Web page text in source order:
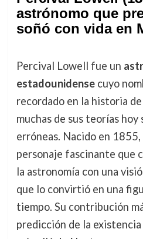
astrónomo que
soñó con vida en
Percival Lowell fue un
estadounidensecuyo
recordado en la historia
muchas de sus teorías hoy
erróneas. Nacido en
personaje fascinante que
la astronomía con una
que lo convirtió en una
tiempo. Su contribución
predicción de la